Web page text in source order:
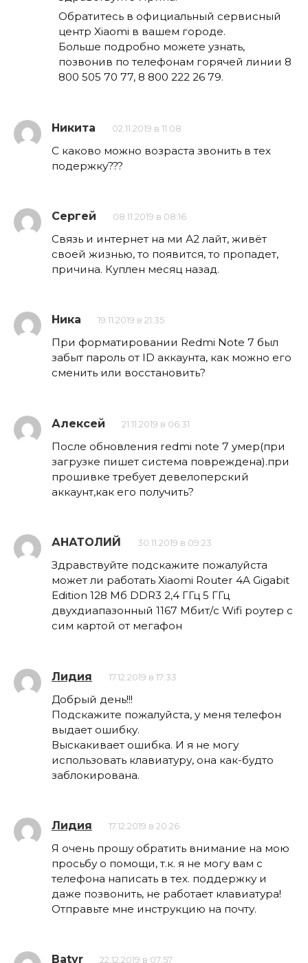
Обратитесь в официальный сервисный
центр Xiaomi в вашем городе.
Больше подробно можете узнать,
позвонив по телефонам горячей линии 8
800 505 70 77, 8 800 222 26 79.
Никита 02.11.2019 в 11:08
C каково можно возраста звонить в тех
подержку???
Сергей 08.11.2019 в 08:16
Связь и интернет на ми А2 лайт, живёт
своей жизнью, то появится, то пропадет,
причина. Куплен месяц назад.
Ника 19.11.2019 в 21:35
При форматировании Redmi Note 7 был
забыт пароль от ID аккаунта, как можно его
сменить или восстановить?
Алексей 21.11.2019 в 06:31
После обновления redmi note 7 умер(при
загрузке пишет система повреждена).при
прошивке требует девелоперский
аккаунт,как его получить?
АНАТОЛИЙ 30.11.2019 в 09:23
Здравствуйте подскажите пожалуйста
может ли работать Xiaomi Router 4A Gigabit
Edition 128 Мб DDR3 2,4 ГГц 5 ГГц
двухдиапазонный 1167 Мбит/с Wifi роутер с
сим картой от мегафон
Лидия 17.12.2019 в 17:33
Добрый день!!!
Подскажите пожалуйста, у меня телефон
выдает ошибку.
Выскакивает ошибка. И я не могу
использовать клавиатуру, она как-будто
заблокирована.
Лидия 17.12.2019 в 20:26
Я очень прошу обратить внимание на мою
просьбу о помощи, т.к. я не могу вам с
телефона написать в тех. поддержку и
даже позвонить, не работает клавиатура!
Отправьте мне инструкцию на почту.
Batyr 22.12.2019 в 07:57